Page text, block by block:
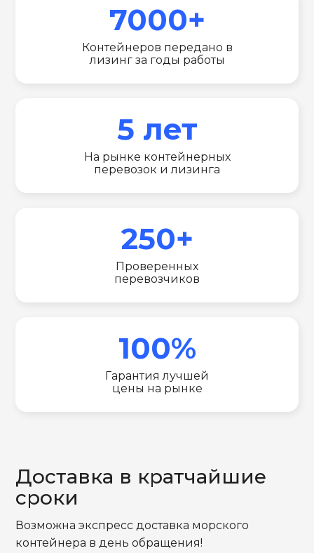
7000+
Контейнеров передано в
лизинг за годы работы
5 лет
На рынке контейнерных
перевозок и лизинга
250+
Проверенных
перевозчиков
100%
Гарантия лучшей
цены на рынке
Доставка в кратчайшие
сроки
Возможна экспресс доставка морского
контейнера в день обращения!